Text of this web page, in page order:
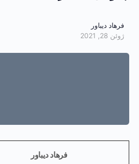
فرهاد دیباور
ژوئن 28, 2021
فرهاد دیباور